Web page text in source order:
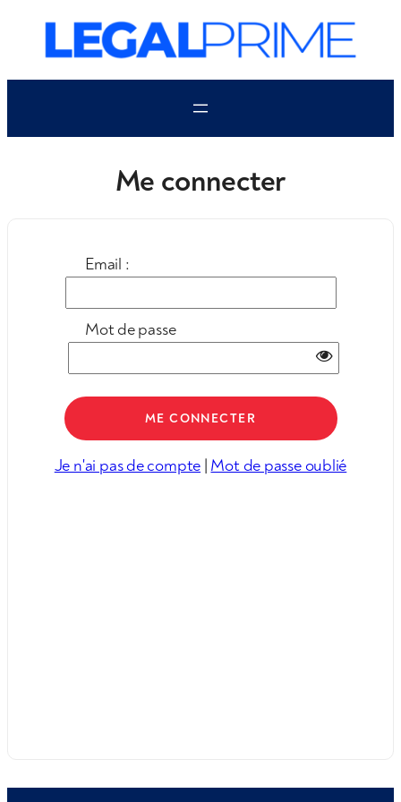
contenu
Me connecter
Email :
Mot de passe
Je n'ai pas de compte | Mot de passe oublié